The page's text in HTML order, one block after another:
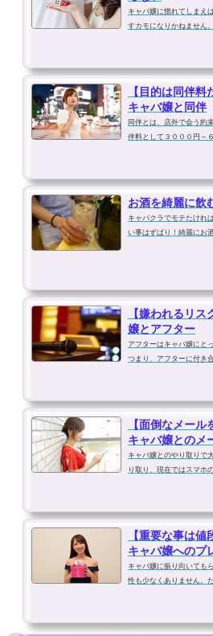
キャバ嬢に惚れてしまえ
すカモになりかねません
同伴をお願いされれば
と言えばプレゼントして
キャバ嬢も仕事です。店
【目的は同伴料
キャバ嬢と同伴
同伴とは、店外で会う約
伴料として３０００円～
デート代を２人分とその
めると通常以上にお金が
ートを楽しめるというメ
お酒を綺麗に飲
キャバクラでモテたけれ
い事はずばり！綺麗にお
くても、このお酒が綺麗
【嫌われるリ
嬢とアフター
アフターはキャバ嬢にと
つまり、アフターに付き
した関係です。キャバ嬢
危険すら伴うのですから
いう証拠なのです。キャ
【面倒なメール
キャバ嬢とのメ
キャバ嬢とのやり取りで
り取り、現在ではスマホ
なりつつあります。指名
には大抵、お礼のメール
階ではお客としてです。
【重要な事は値
キャバ嬢へのプ
キャバ嬢に振り向いても
性も少なくありません。
んどいないという事を自
貰って喜ばない人はいな
動く事はまずないのです